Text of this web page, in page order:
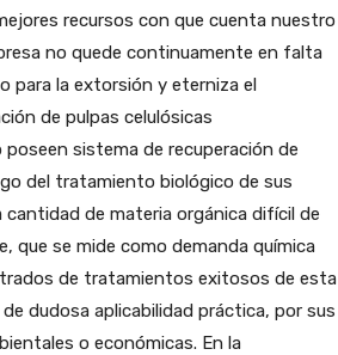
recursos con que cuenta nuestro
no quede continuamente en falta
para la extorsión y eterniza el
de pulpas celulósicas
sistema de recuperación de
del tratamiento biológico de sus
de materia orgánica difícil de
que se mide como demanda química
de tratamientos exitosos de esta
dudosa aplicabilidad práctica, por sus
o económicas. En la